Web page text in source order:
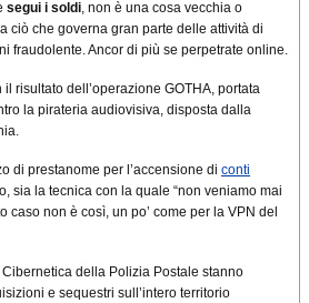
segui i soldi, non è una cosa vecchia o
ciò che governa gran parte delle attività di
fraudolente. Ancor di più se perpetrate online.
risultato dell’operazione GOTHA, portata
la pirateria audiovisiva, disposta dalla
di prestanome per l’accensione di conti
sia la tecnica con la quale “non veniamo mai
caso non è così, un po’ come per la VPN del
della Polizia Postale stanno
e sequestri sull’intero territorio